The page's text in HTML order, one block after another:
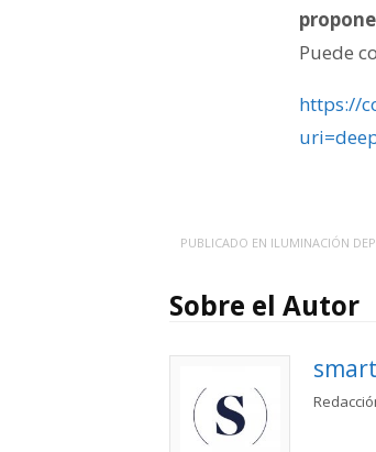
Puede
https://
PUBLICADO EN ILUMINACIÓN
Sobre el Autor